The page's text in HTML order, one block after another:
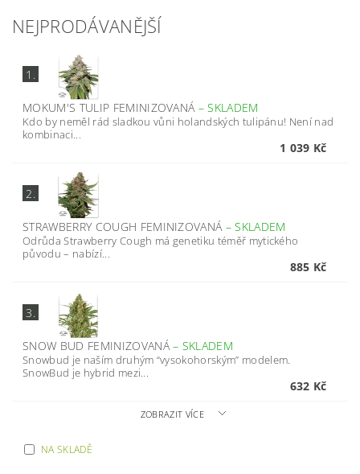
NEJPRODÁVANĚJŠÍ
1.
MOKUM'S TULIP FEMINIZOVANÁ –SKLADEM
Kdo by neměl rád sladkou vůni holandských tulipánu! Není nad
kombinaci...
1 039 Kč
2.
STRAWBERRY COUGH FEMINIZOVANÁ –SKLADEM
Odrůda Strawberry Cough má genetiku téměř mytického
původu – nabízí...
885 Kč
3.
SNOW BUD FEMINIZOVANÁ– SKLADEM
Snowbud je naším druhým “vysokohorským” modelem.
SnowBud je hybrid mezi...
632 Kč
ZOBRAZIT VÍCE
NA SKLADĚ